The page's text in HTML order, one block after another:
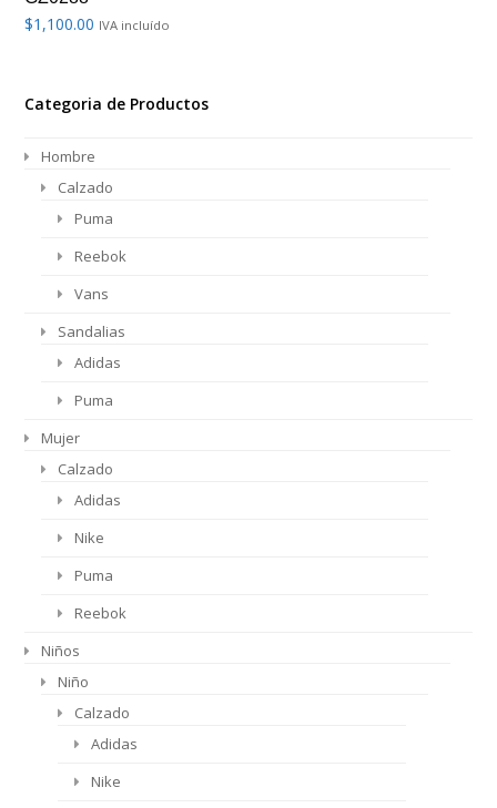
$1,100.00 IVA incluído
Categoria de Productos
Hombre
Calzado
Puma
Reebok
Vans
Sandalias
Adidas
Puma
Mujer
Calzado
Adidas
Nike
Puma
Reebok
Niños
Niño
Calzado
Adidas
Nike